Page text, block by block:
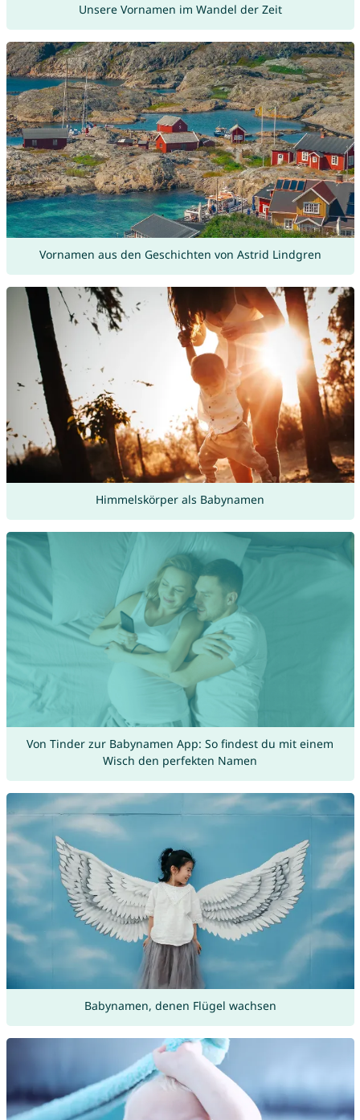
Unsere Vornamen im Wandel der Zeit
Vornamen aus den Geschichten von Astrid Lindgren
Himmelskörper als Babynamen
Von Tinder zur Babynamen App: So findest du mit einem
Wisch den perfekten Namen
Babynamen, denen Flügel wachsen